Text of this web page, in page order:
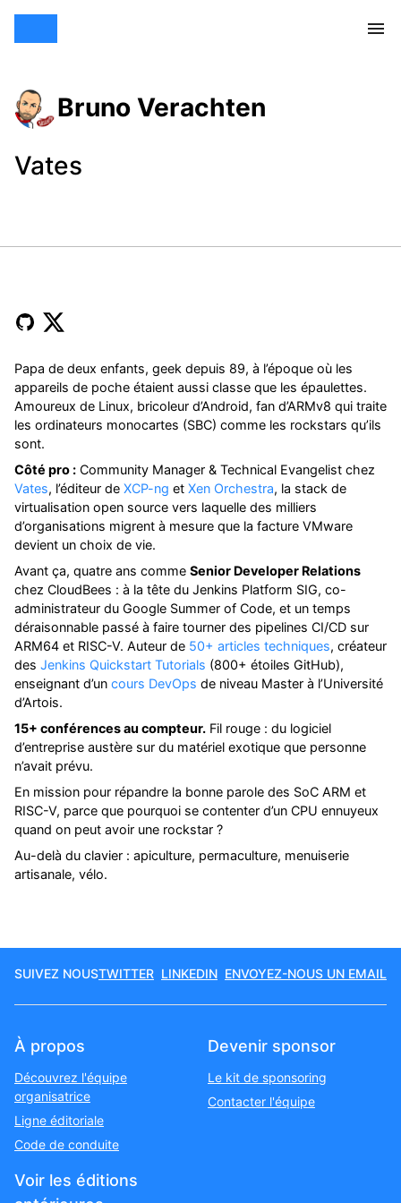
Bruno Verachten
Vates
Papa de deux enfants, geek depuis 89, à l’époque où les
appareils de poche étaient aussi classe que les épaulettes.
Amoureux de Linux, bricoleur d’Android, fan d’ARMv8 qui traite
les ordinateurs monocartes (SBC) comme les rockstars qu’ils
sont.
Côté pro : Community Manager & Technical Evangelist chez
Vates, l’éditeur de XCP-ng et Xen Orchestra, la stack de
virtualisation open source vers laquelle des milliers
d’organisations migrent à mesure que la facture VMware
devient un choix de vie.
Avant ça, quatre ans comme Senior Developer Relations
chez CloudBees : à la tête du Jenkins Platform SIG, co-
administrateur du Google Summer of Code, et un temps
déraisonnable passé à faire tourner des pipelines CI/CD sur
ARM64 et RISC-V. Auteur de 50+ articles techniques, créateur
des Jenkins Quickstart Tutorials (800+ étoiles GitHub),
enseignant d’un cours DevOps de niveau Master à l’Université
d’Artois.
15+ conférences au compteur. Fil rouge : du logiciel
d’entreprise austère sur du matériel exotique que personne
n’avait prévu.
En mission pour répandre la bonne parole des SoC ARM et
RISC-V, parce que pourquoi se contenter d’un CPU ennuyeux
quand on peut avoir une rockstar ?
Au-delà du clavier : apiculture, permaculture, menuiserie
artisanale, vélo.
SUIVEZ NOUSTWITTER LINKEDIN ENVOYEZ-NOUS UN EMAIL
À propos
Découvrez l'équipe
organisatrice
Ligne éditoriale
Code de conduite
Devenir sponsor
Le kit de sponsoring
Contacter l'équipe
Voir les éditions